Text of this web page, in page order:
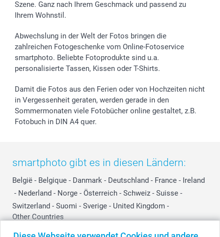
Investor Relations
B2B smartbusiness
Widerrufsrecht
Geburtstag
Geburt
Zu allen Anlässen
Anmelden /Registrieren
Sitemap
Status der Bestellung
smartfriends
smartgarantie
smartbonus
Szene. Ganz nach Ihrem Geschmack und passend zu
Ihrem Wohnstil.
Abwechslung in der Welt der Fotos bringen die
zahlreichen Fotogeschenke vom Online-Fotoservice
smartphoto. Beliebte Fotoprodukte sind u.a.
personalisierte Tassen, Kissen oder T-Shirts.
Damit die Fotos aus den Ferien oder von Hochzeiten nicht
in Vergessenheit geraten, werden gerade in den
Sommermonaten viele Fotobücher online gestaltet, z.B.
Fotobuch in DIN A4 quer.
smartphoto gibt es in diesen Ländern:
België - Belgique - Danmark - Deutschland - France - Ireland
- Nederland - Norge - Österreich - Schweiz - Suisse -
Switzerland - Suomi - Sverige - United Kingdom -
Other Countries